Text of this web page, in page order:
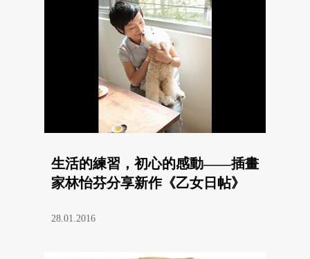
生活的練習，初心的感動——插畫
家林怡芬分享新作《乙女日帖》
28.01.2016